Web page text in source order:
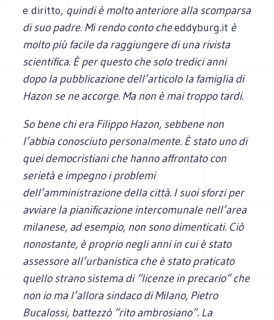
e diritto, quindi è molto anteriore alla scomparsa
di suo padre. Mi rendo conto cheeddyburg.it è
molto più facile da raggiungere di una rivista
scientifica. È per questo che solo tredici anni
dopo la pubblicazione dell’articolo la famiglia di
Hazon se ne accorge. Ma non è mai troppo tardi.
So bene chi era Filippo Hazon, sebbene non
l’abbia conosciuto personalmente. È stato uno di
quei democristiani che hanno affrontato con
serietà e impegno i problemi
dell’amministrazione della città. I suoi sforzi per
avviare la pianificazione intercomunale nell’area
milanese, ad esempio, non sono dimenticati. Ciò
nonostante, è proprio negli anni in cui è stato
assessore all’urbanistica che è stato praticato
quello strano sistema di “licenze in precario” che
non io ma l’allora sindaco di Milano, Pietro
Bucalossi, battezzò “rito ambrosiano”. La